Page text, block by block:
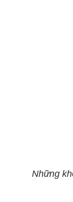
Những